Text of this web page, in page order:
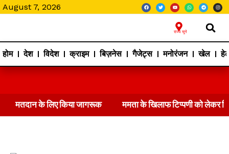
August 7, 2026
राज्य चुने
होम देश विदेश क्राइम बिज़नेस गैजेट्स मनोरंजन खेल
मतदान के लिए किया जागरूक ममता के खिलाफ टिप्पणी को लेकर